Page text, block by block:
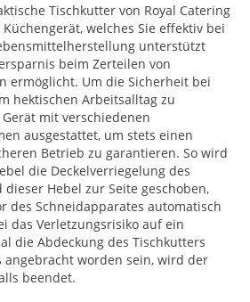
Tischkutter von Royal Catering
welches Sie effektiv bei
unterstützt
beim Zerteilen von
ermöglicht. Um die Sicherheit bei
hektischen Arbeitsalltag zu
mit verschiedenen
ausgestattet, um stets einen
Betrieb zu garantieren. So wird
die Deckelverriegelung des
dieser Hebel zur Seite geschoben,
des Schneidapparates automatisch
das Verletzungsrisiko auf ein
die Abdeckung des Tischkutters
worden sein, wird der
beendet.